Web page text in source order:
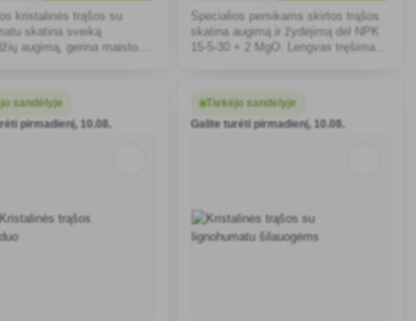
kristalinės trąšos su
skatina sveiką
augimą, gerina maisto
Specialios persikams skirtos trąšos
skatina augimą ir žydėjimą dėl NPK
15-5-30 + 2 MgO. Lengvas tręšimas
sandėlyje
pirmadienį, 10.08.
Tiekėjo sandėlyje
Galite turėti pirmadienį, 10.08.